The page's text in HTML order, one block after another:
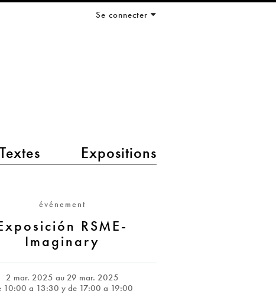
Textes Expositions
Se connecter
événement
RSME-
Imaginary
2 mar. 2025 au 29 mar. 2025
10:00 a 13:30 y de 17:00 a 19:00